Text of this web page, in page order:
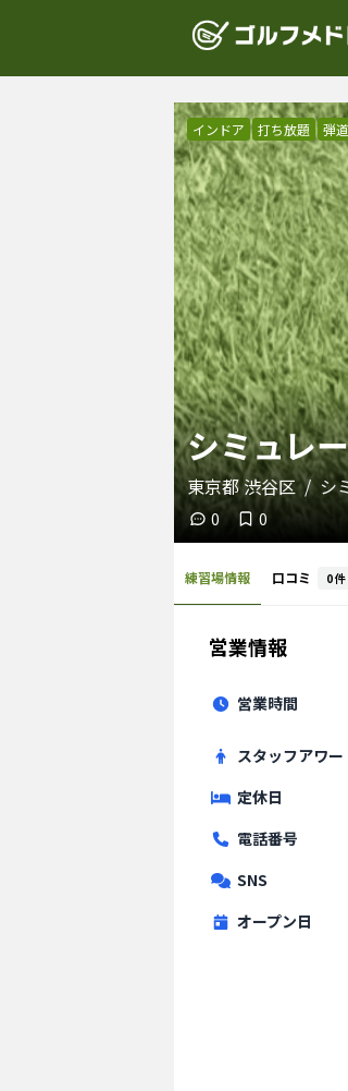
インドア 打ち放題 弾
シミュレ
東京都 渋谷区 / シ
0 0
練習場情報 口コミ 0件
営業情報
営業時間
スタッフアワー
定休日
電話番号
SNS
オープン日